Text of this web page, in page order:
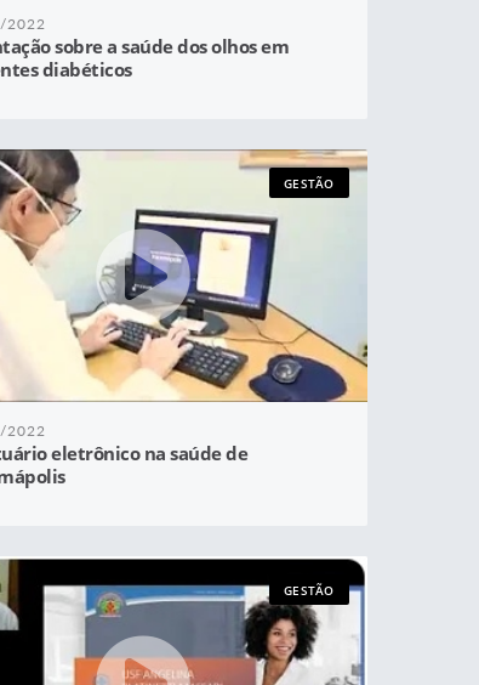
2022
sobre a saúde dos olhos em
diabéticos
2022
eletrônico na saúde de
GESTÃO
GESTÃO